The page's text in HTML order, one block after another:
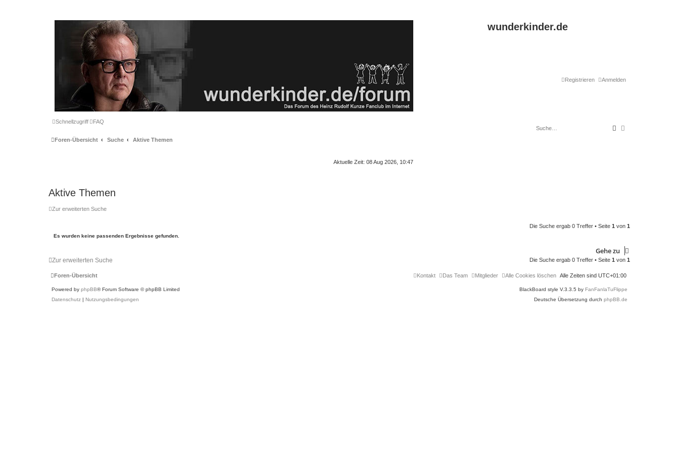
wunderkinder.de
Anmelden
Registrieren
Schnellzugriff FAQ
Foren-Übersicht Suche Aktive Themen
Suche
Aktuelle Zeit: 08 Aug 2026, 10:47
Aktive Themen
Zur erweiterten Suche
Die Suche ergab 0 Treffer • Seite 1 von 1
Es wurden keine passenden Ergebnisse gefunden.
Gehe zu
Zur erweiterten Suche Die Suche ergab 0 Treffer • Seite 1 von 1
Foren-Übersicht Alle Zeiten sind UTC+01:00
Alle Cookies löschen
Mitglieder
Das Team
Kontakt
Powered by phpBB® Forum Software © phpBB Limited BlackBoard style V.3.3.5 by FanFanlaTuFlippe
Deutsche Übersetzung durch phpBB.de
Datenschutz | Nutzungsbedingungen